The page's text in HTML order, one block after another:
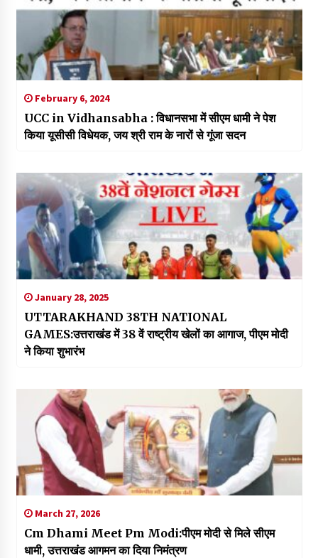
February 6, 2024
UCC in Vidhansabha : विधानसभा में सीएम धामी ने पेश
किया यूसीसी विधेयक, जय श्री राम के नारों से गूंजा सदन
January 28, 2025
UTTARAKHAND 38TH NATIONAL
GAMES:उत्तराखंड में 38 वें राष्ट्रीय खेलों का आगाज, पीएम मोदी
ने किया शुभारंभ
March 27, 2026
Cm Dhami Meet Pm Modi:पीएम मोदी से मिले सीएम
धामी, उत्तराखंड आगमन का दिया निमंत्रण